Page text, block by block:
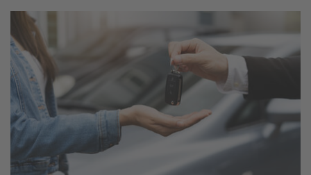
Alle Themen